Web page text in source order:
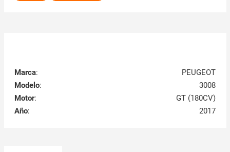
Marca:
PEUGEOT
Modelo:
3008
Motor:
GT (180CV)
Año: 2017